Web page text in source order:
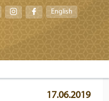
English
17.06.2019